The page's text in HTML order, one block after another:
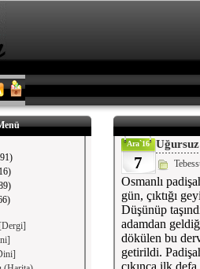
Ara`16
7
Osmanlı
gün, çıktığı
Düşünüp
adamdan
dökülen bu
getirildi.
çıkınca ilk defa